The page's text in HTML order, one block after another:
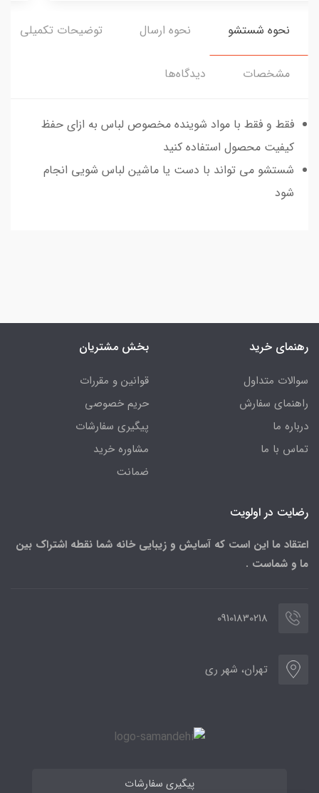
نحوه شستشو نحوه ارسال توضیحات تکمیلی
مشخصات دیدگاه‌ها
فقط و فقط با مواد شوینده مخصوص لباس به ازای حفظ
کیفیت محصول استفاده کنید
شستشو می تواند با دست یا ماشین لباس شویی انجام
شود
رهنمای خرید
سوالات متداول
راهنمای سفارش
درباره ما
تماس با ما
بخش مشتریان
قوانین و مقررات
حریم خصوصی
پیگیری سفارشات
مشاوره خرید
ضمانت
رضایت در اولویت
اعتقاد ما این است که آسایش و زیبایی خانه شما نقطه اشتراک بین
ما و شماست .
09101830218
تهران، شهر ری
پیگیری سفارشات